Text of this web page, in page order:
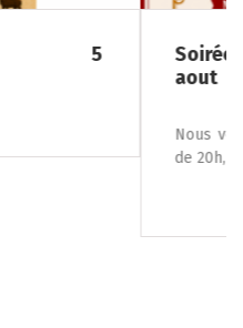
– Samedi 08
8 août 2026, à partir